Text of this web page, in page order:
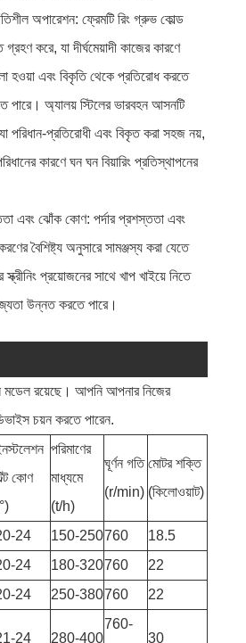
অপারেশন: ফ্রেমটি রিং গ্রুভ কোল্ড
গ্রহণ করে, যা দীর্ঘমেয়াদী কাজের কারণে
হওয়া এবং বিকৃতি থেকে প্রতিরোধ করতে
পারে। অ্যালয় স্টিলের ভারবহন আসনটি
পরিধান-প্রতিরোধী এবং বিকৃত করা সহজ নয়,
কারণে ঘন ঘন বিয়ারিং প্রতিস্থাপনের
এবং ঝোঁক কোণ: পর্দার প্রশস্ততা এবং
বৈশিষ্ট্য অনুসারে সামঞ্জস্য করা যেতে
প্রয়োজনের সাথে খাপ খাইয়ে নিতে
উন্নত করতে পারে।
মডেল রয়েছে। আপনি আপনার নিজের
চয়ন করতে পারেন.
কোণ
পরিমাণের
মাধ্যমে
(t/h)
ঘূর্ণন গতি
(r/min)
মোটর শক্তি
(কিলোওয়াট)
24 150-250760
18.5
24 180-320760
22
24 250-380760 22
24 280-400
760-
30